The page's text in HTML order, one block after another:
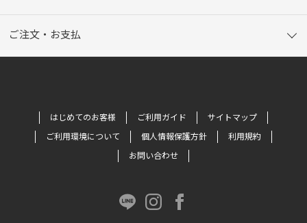
ご注文・お支払
はじめてのお客様 ご利用ガイド
サイトマップ
ご利用環境について
個人情報保護方針
利用規約
お問い合わせ